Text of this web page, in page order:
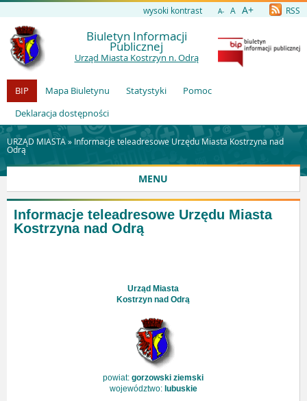
wysoki kontrast A- A A+ RSS
Biuletyn Informacji
Publicznej
Urząd Miasta Kostrzyn n. Odrą
BIP Mapa Biuletynu Statystyki
Pomoc
Deklaracja dostępności
URZĄD MIASTA » Informacje teleadresowe Urzędu Miasta Kostrzyna nad
Odrą
MENU
Informacje teleadresowe Urzędu Miasta
Kostrzyna nad Odrą
Urząd Miasta
Kostrzyn nad Odrą
powiat: gorzowski ziemski
województwo: lubuskie